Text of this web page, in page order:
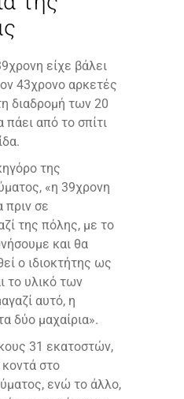
είχε βάλει
43χρονο αρκετές
διαδρομή των 20
πάει από το σπίτι
της
«η 39χρονη
πριν σε
της πόλης, με το
και θα
ο ιδιοκτήτης ως
το υλικό των
αυτό, η
δύο μαχαίρια».
31 εκατοστών,
στο
ενώ το άλλο,